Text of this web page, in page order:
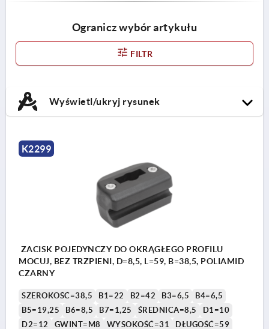
Ogranicz wybór artykułu
FILTR
Wyświetl/ukryj rysunek
K2299
ZACISK POJEDYNCZY DO OKRĄGŁEGO PROFILU
MOCUJ, BEZ TRZPIENI, D=8,5, L=59, B=38,5, POLIAMID
CZARNY
SZEROKOŚĆ=38,5 B1=22 B2=42 B3=6,5
B4=6,5
B5=19,25
B6=8,5 B7=1,25 ŚREDNICA=8,5
D1=10
D2=12
GWINT=M8 WYSOKOŚĆ=31 DŁUGOŚĆ=59